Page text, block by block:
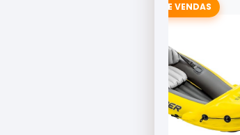
🚣 CAMPEÃO DE VENDAS